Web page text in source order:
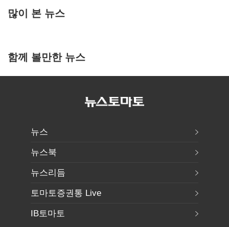
많이 본 뉴스
함께 볼만한 뉴스
뉴스
뉴스북
뉴스리듬
토마토증권통 Live
IB토마토